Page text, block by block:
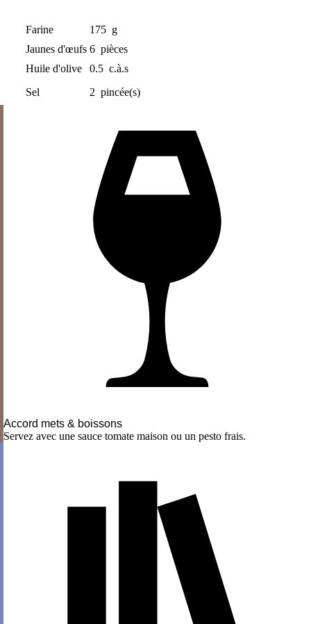
Farine 175 g
Jaunes d'œufs 6 pièces
Huile d'olive
0.5 c.à.s
Sel
2 pincée(s)
Accord mets & boissons
Servez avec une sauce tomate maison ou un pesto frais.